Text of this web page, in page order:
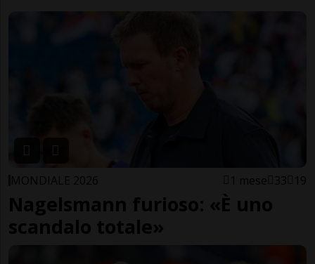
MONDIALE 2026 1 mese 33 19
Nagelsmann furioso: «È uno
scandalo totale»